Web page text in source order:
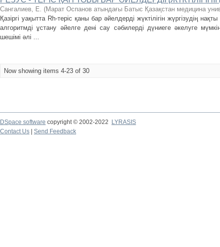
Сангалиев, Е. (Марат Оспанов атындағы Батыс Қазақстан медицина
Қазіргі уақытта Rh-теріс қаны бар әйелдерді жүктілігін жүргізудің
алгоритмді ұстану әйелге дені сау сәбилерді дүниеге әкелуге
шешімі әлі ...
Now showing items 4-23 of 30
DSpace software copyright © 2002-2022
LYRASIS
Contact Us
Send Feedback